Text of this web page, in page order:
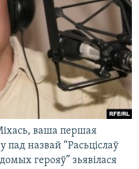
ваша першая
пад назвай “Расьціслаў
герояў” зьявілася